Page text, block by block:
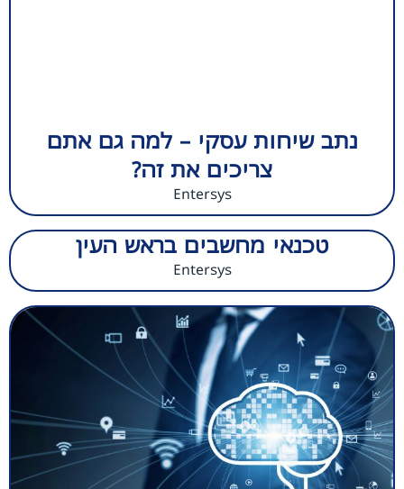
נתב שיחות עסקי – למה גם אתם
צריכים את זה?
Entersys
טכנאי מחשבים בראש העין
Entersys